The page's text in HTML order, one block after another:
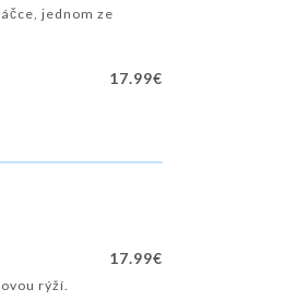
jednom ze
17.99€
17.99€
rýží.